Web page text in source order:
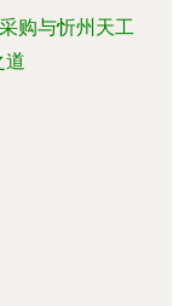
购与忻州天工
道